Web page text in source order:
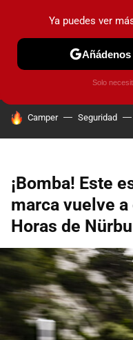
PRUEBAS COCHES
HOY SE HABLA DE
Camper Seguridad
¡Bomba! Este
marca vuelve
Horas de
Ya puedes ver
Solo